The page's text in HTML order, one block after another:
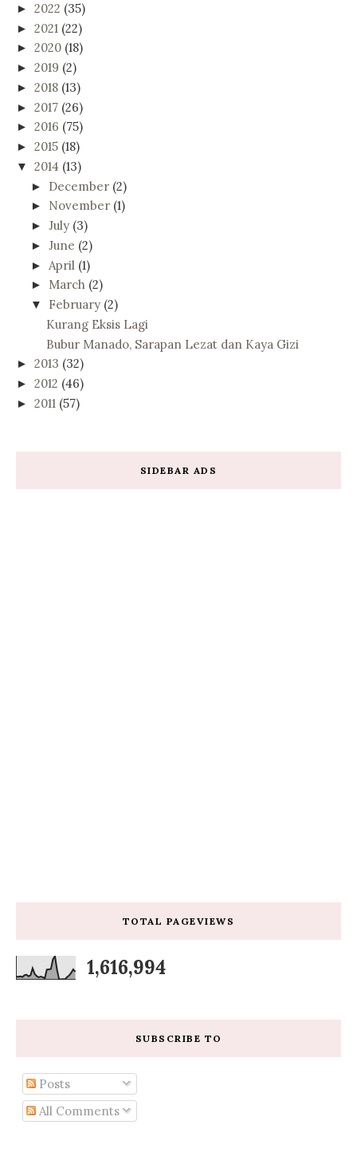
► 2022 (35)
► 2021 (22)
► 2020 (18)
► 2019 (2)
► 2018 (13)
► 2017 (26)
► 2016 (75)
► 2015 (18)
▼ 2014 (13)
► December (2)
► November (1)
► July (3)
► June (2)
► April (1)
► March (2)
▼ February (2)
Kurang Eksis Lagi
Bubur Manado, Sarapan Lezat dan Kaya Gizi
► 2013 (32)
► 2012 (46)
► 2011 (57)
SIDEBAR ADS
TOTAL PAGEVIEWS
1,616,994
SUBSCRIBE TO
Posts
All Comments